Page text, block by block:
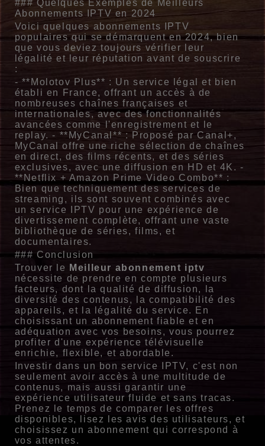
### Quelques Exemples de Meilleurs
Abonnements IPTV en 2024
Voici quelques abonnements IPTV
populaires qui se démarquent en 2024, bien
que vous deviez toujours vérifier leur
légalité et leur réputation avant de souscrire
:
- **Molotov Plus** : Un service légal et bien
établi en France, offrant un accès à de
nombreuses chaînes françaises et
internationales, avec des fonctionnalités
avancées comme l'enregistrement et le
replay. - **MyCanal** : Proposé par Canal+,
MyCanal offre une riche sélection de chaînes
en direct, des films récents, et des séries
exclusives, avec une diffusion en HD et 4K. -
**Netflix + Amazon Prime Video Combo** :
Bien que techniquement des services de
streaming, ils sont souvent combinés avec
un service IPTV pour une expérience de
divertissement complète, offrant une vaste
bibliothèque de séries, films, et
documentaires.
### Conclusion
Trouver le
Meilleur abonnement iptv
nécessite de prendre en compte plusieurs
facteurs, dont la qualité de diffusion, la
diversité des contenus, la compatibilité des
appareils, et la légalité du service. En
choisissant un abonnement fiable et en
adéquation avec vos besoins, vous pourrez
profiter d'une expérience télévisuelle
enrichie, flexible, et abordable.
Investir dans un bon service IPTV, c'est non
seulement avoir accès à une multitude de
contenus, mais aussi garantir une
expérience utilisateur fluide et sans tracas.
Prenez le temps de comparer les offres
disponibles, lisez les avis des utilisateurs, et
choisissez un abonnement qui correspond à
vos attentes.